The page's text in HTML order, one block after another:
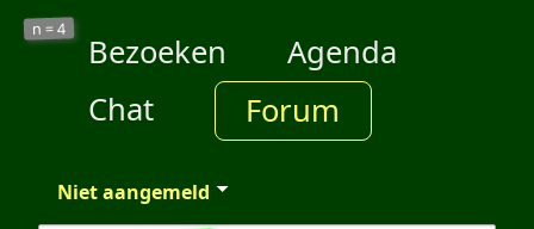
n =4
Bezoeken
Agenda
Chat
Forum
Niet aangemeld